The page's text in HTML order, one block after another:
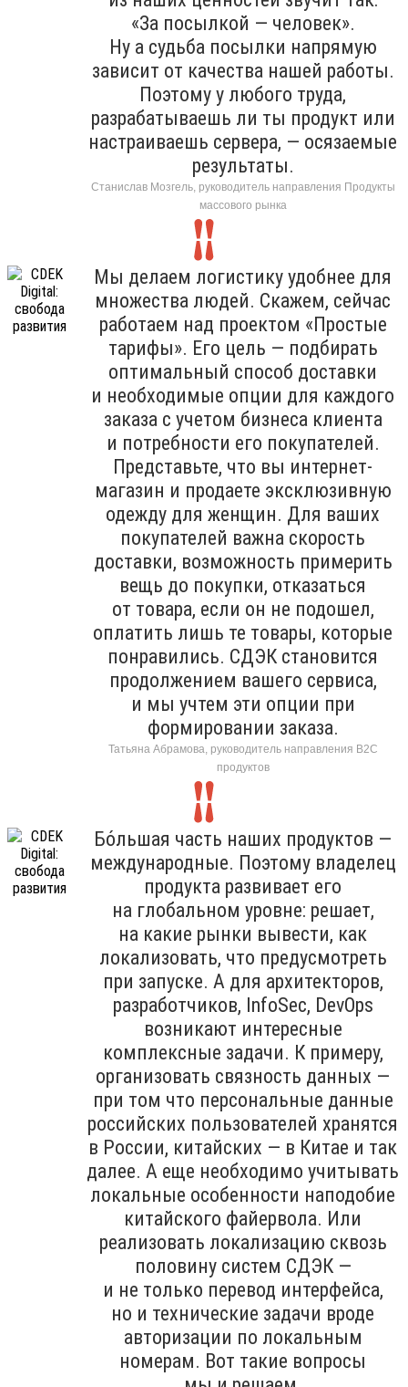
«За посылкой — человек».
Ну а судьба посылки напрямую
зависит от качества нашей работы.
Поэтому у любого труда,
разрабатываешь ли ты продукт или
настраиваешь сервера, — осязаемые
результаты.
Станислав Мозгель, руководитель направления Продукты
массового рынка
Мы делаем логистику удобнее для
множества людей. Скажем, сейчас
работаем над проектом «Простые
тарифы». Его цель — подбирать
оптимальный способ доставки
и необходимые опции для каждого
заказа с учетом бизнеса клиента
и потребности его покупателей.
Представьте, что вы интернет-
магазин и продаете эксклюзивную
одежду для женщин. Для ваших
покупателей важна скорость
доставки, возможность примерить
вещь до покупки, отказаться
от товара, если он не подошел,
оплатить лишь те товары, которые
понравились. СДЭК становится
продолжением вашего сервиса,
и мы учтем эти опции при
формировании заказа.
Татьяна Абрамова, руководитель направления B2C
продуктов
Бо́льшая часть наших продуктов —
международные. Поэтому владелец
продукта развивает его
на глобальном уровне: решает,
на какие рынки вывести, как
локализовать, что предусмотреть
при запуске. А для архитекторов,
разработчиков, InfoSec, DevOps
возникают интересные
комплексные задачи. К примеру,
организовать связность данных —
при том что персональные данные
российских пользователей хранятся
в России, китайских — в Китае и так
далее. А еще необходимо учитывать
локальные особенности наподобие
китайского файервола. Или
реализовать локализацию сквозь
половину систем СДЭК —
и не только перевод интерфейса,
но и технические задачи вроде
авторизации по локальным
номерам. Вот такие вопросы